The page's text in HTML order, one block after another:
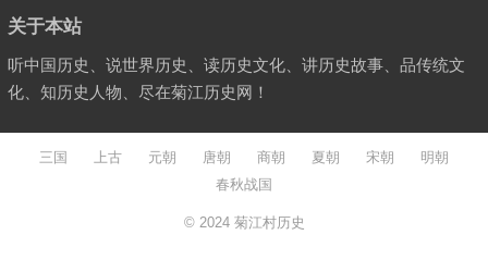
关于本站
听中国历史、说世界历史、读历史文化、讲历史故事、品传统文
化、知历史人物、尽在菊江历史网！
三国 上古 元朝 唐朝 商朝 夏朝 宋朝
明朝
春秋战国
© 2024 菊江村历史